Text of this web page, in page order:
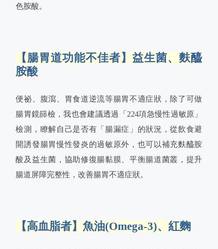
色胺酸。
【腸胃道功能不佳者】益生菌、麩醯
胺酸
便祕、腹瀉、胃食道逆流等腸胃不適症狀，除了可做
腸胃鏡篩檢，我也會建議透過「224項急慢性過敏原」
檢測，瞭解自己是否有「腸漏症」的狀況，從飲食避
開誘發腸胃慢性發炎的過敏原外，也可以補充麩醯胺
酸及益生菌，協助修復腸黏膜、平衡腸道菌叢，提升
腸道屏障完整性，改善腸胃不適症狀。
【高血脂者】魚油(Omega-3)、紅麴